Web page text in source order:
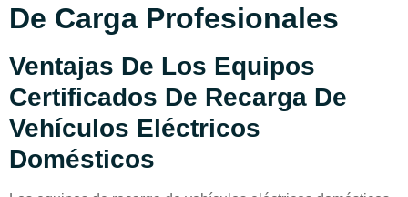
De Carga Profesionales
Ventajas De Los Equipos
Certificados De Recarga De
Vehículos Eléctricos
Domésticos